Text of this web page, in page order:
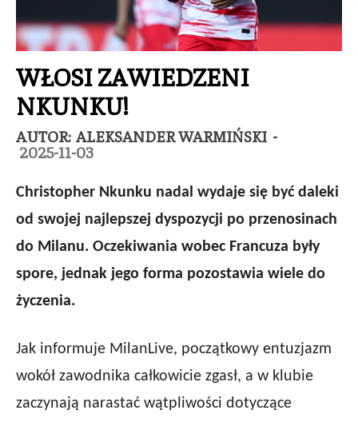
WŁOSI ZAWIEDZENI
NKUNKU!
AUTOR: ALEKSANDER WARMIŃSKI -
2025-11-03
Christopher Nkunku nadal wydaje się być daleki
od swojej najlepszej dyspozycji po przenosinach
do Milanu. Oczekiwania wobec Francuza były
spore, jednak jego forma pozostawia wiele do
życzenia.
Jak informuje MilanLive, początkowy entuzjazm
wokół zawodnika całkowicie zgasł, a w klubie
zaczynają narastać wątpliwości dotyczące